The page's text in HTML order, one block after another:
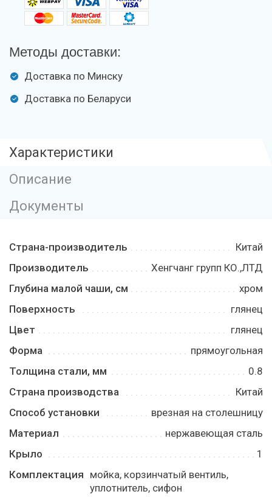
Методы доставки:
Доставка по Минску
Доставка по Беларуси
Характеристики
Описание
Документы
Страна-производитель
Китай
Производитель
Хенгчанг групп КО.,ЛТД
Глубина малой чаши, см
хром
Поверхность
глянец
Цвет
глянец
Форма
прямоугольная
Толщина стали, мм
0.8
Страна производства
Китай
Способ установки
врезная на столешницу
Материал
нержавеющая сталь
Крыло
1
Комплектация мойка, корзинчатый вентиль,
уплотнитель, сифон